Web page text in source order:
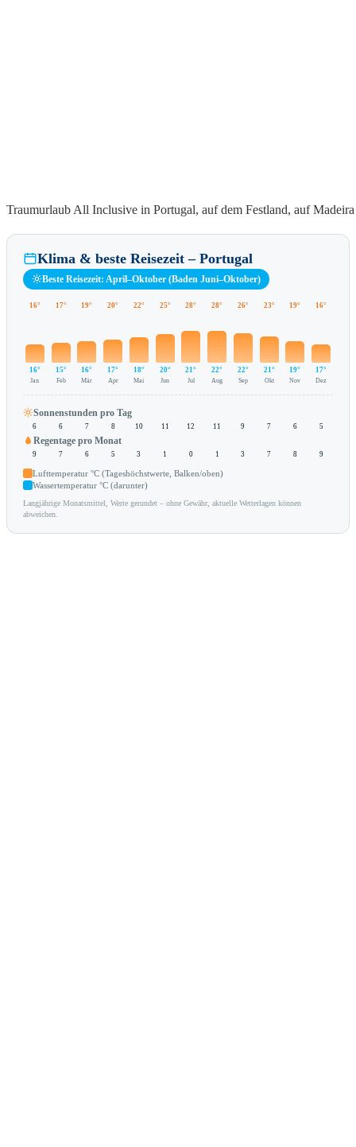
Traumurlaub All Inclusive in Portugal, auf dem Festland, auf
Klima & beste Reisezeit – Portugal
Beste Reisezeit: April–Oktober (Baden Juni–Oktober)
16°
16°
Jan
17°
15°
Feb
19°
16°
Mär
20°
17°
Apr
22°
18°
Mai
25°
20°
Jun
28°
21°
Jul
28°
22°
Aug
26°
22°
Sep
23°
21°
Okt
19°
19°
Nov
16°
17°
Dez
Sonnenstunden pro Tag
6 6 7 8 10 11 12 11 9 7 6 5
Regentage pro Monat
9 7 6 5 3 1 0 1 3 7 8 9
Lufttemperatur °C (Tageshöchstwerte, Balken/oben)
Wassertemperatur °C (darunter)
Langjährige Monatsmittel, Werte gerundet – ohne Gewähr, aktuelle Wetterlagen können
abweichen.